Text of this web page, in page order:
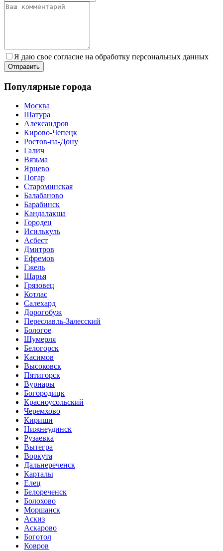
Я даю свое согласие на обработку персональных данных
Популярные города
Москва
Шатура
Александров
Кирово-Чепецк
Ростов-на-Дону
Галич
Вязьма
Ярцево
Погар
Староминская
Балабаново
Барабинск
Кандалакша
Городец
Исилькуль
Асбест
Дмитров
Ефремов
Гжель
Шарья
Грязовец
Котлас
Салехард
Дорогобуж
Переславль-Залесский
Бологое
Шумерля
Белогорск
Касимов
Высоковск
Пятигорск
Вурнары
Богородицк
Красноусольский
Черемхово
Кириши
Нижнеудинск
Рузаевка
Вытегра
Воркута
Дальнереченск
Карталы
Елец
Белореченск
Болохово
Моршанск
Аскиз
Аскарово
Боготол
Ковров